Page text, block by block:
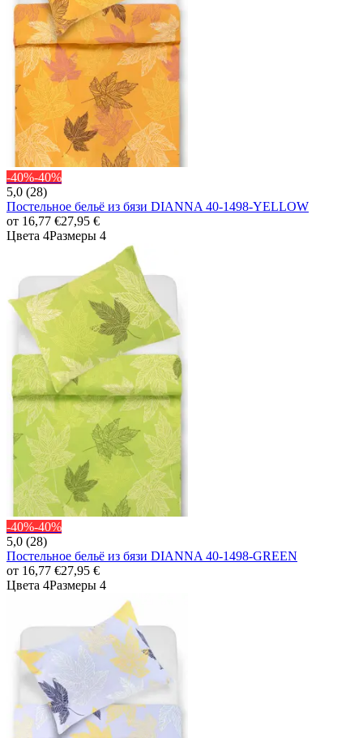
-40%-40%
5,0 (28)
Постельное бельё из бязи DIANNA 40-1498-YELLOW
от 16,77 €27,95 €
Цвета 4Размеры 4
-40%-40%
5,0 (28)
Постельное бельё из бязи DIANNA 40-1498-GREEN
от 16,77 €27,95 €
Цвета 4Размеры 4